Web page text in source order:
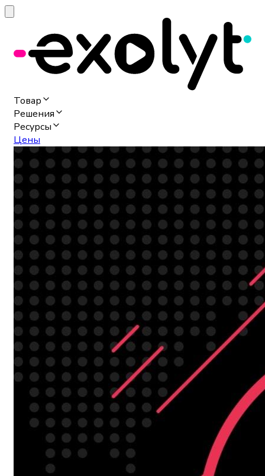
Товар
Решения
Ресурсы
Цены